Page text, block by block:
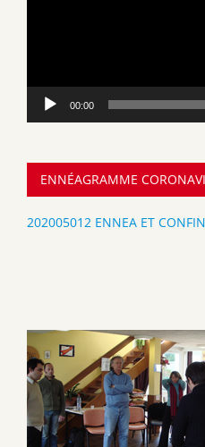
00:00
ENNÉAGRAMME
202005012 ENNEA ET